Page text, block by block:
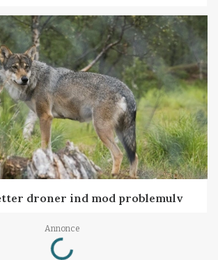
droner ind mod problemulv
Annonce
Loading...